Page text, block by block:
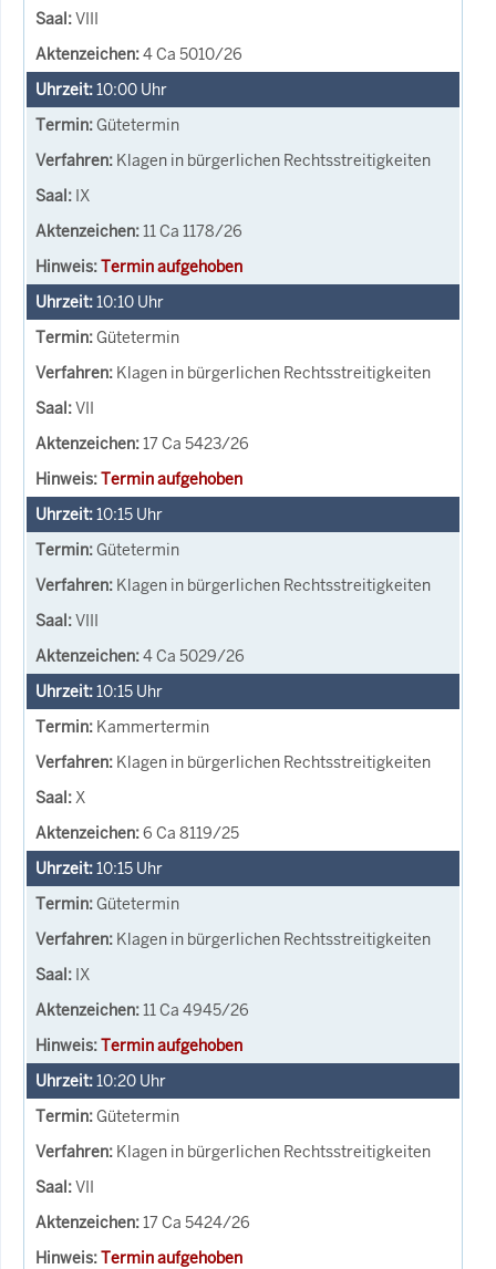
VIII
4 Ca 5010/26
10:00 Uhr
Gütetermin
Klagen in bürgerlichen Rechtsstreitigkeiten
IX
11 Ca 1178/26
Termin aufgehoben
10:10 Uhr
Gütetermin
Klagen in bürgerlichen Rechtsstreitigkeiten
VII
17 Ca 5423/26
Termin aufgehoben
10:15 Uhr
Gütetermin
Klagen in bürgerlichen Rechtsstreitigkeiten
VIII
4 Ca 5029/26
10:15 Uhr
Kammertermin
Klagen in bürgerlichen Rechtsstreitigkeiten
X
6 Ca 8119/25
10:15 Uhr
Gütetermin
Klagen in bürgerlichen Rechtsstreitigkeiten
IX
11 Ca 4945/26
Termin aufgehoben
10:20 Uhr
Gütetermin
Klagen in bürgerlichen Rechtsstreitigkeiten
VII
17 Ca 5424/26
Termin aufgehoben